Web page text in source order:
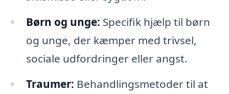
Børn og unge: Specifik hjælp til børn
og unge, der kæmper med trivsel,
sociale udfordringer eller angst.
Traumer: Behandlingsmetoder til at